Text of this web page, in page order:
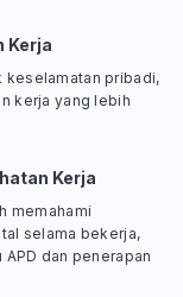
Kerja
keselamatan pribadi,
kerja yang lebih
Kerja
memahami
selama bekerja,
dan penerapan